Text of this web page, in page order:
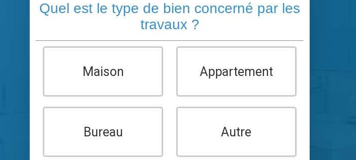
Quel est le type de bien concerné par les
travaux ?
Maison Appartement
Bureau Autre